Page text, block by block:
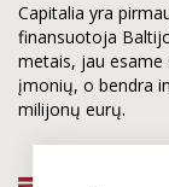
Capitalia yra
finansuotoja
metais, jau esame
įmonių, o bendra
milijonų eurų.